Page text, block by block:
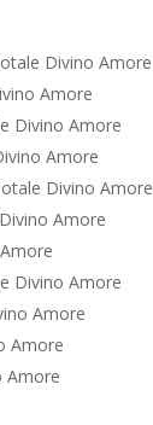
Divino Amore
Amore
Divino Amore
Amore
Divino Amore
Amore
Divino Amore
Amore
Amore
Amore